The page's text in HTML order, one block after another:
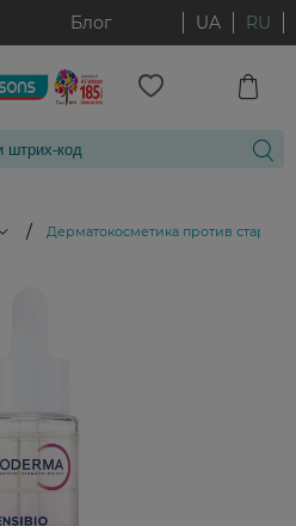
Блог UA RU
/ Дерматокосметика против